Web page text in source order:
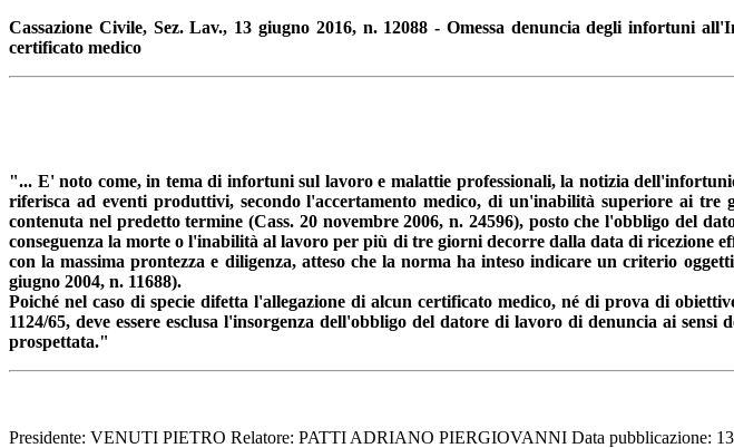
Cassazione Civile, Sez. Lav., 13 giugno 2016, n. 12088 - Omessa denuncia degli infortuni
certificato medico
"... E' noto come, in tema di infortuni sul lavoro e malattie professionali, la notizia
riferisca ad eventi produttivi, secondo l'accertamento medico, di un'inabilità superiore ai tre
contenuta nel predetto termine (Cass. 20 novembre 2006, n. 24596), posto che l'obbligo del
conseguenza la morte o l'inabilità al lavoro per più di tre giorni decorre dalla data di ricezione
con la massima prontezza e diligenza, atteso che la norma ha inteso indicare un criterio
giugno 2004, n. 11688).
Poiché nel caso di specie difetta l'allegazione di alcun certificato medico, né di prova di
1124/65, deve essere esclusa l'insorgenza dell'obbligo del datore di lavoro di denuncia ai
prospettata."
Presidente: VENUTI PIETRO Relatore: PATTI ADRIANO PIERGIOVANNI Data pubblicazione: